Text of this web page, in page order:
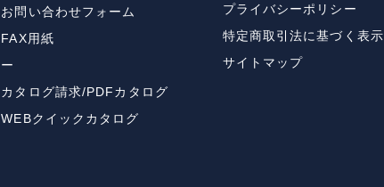
お問い合わせフォーム
FAX用紙
ー
カタログ請求/PDFカタログ
WEBクイックカタログ
プライバシーポリシー
特定商取引法に基づく表示
サイトマップ